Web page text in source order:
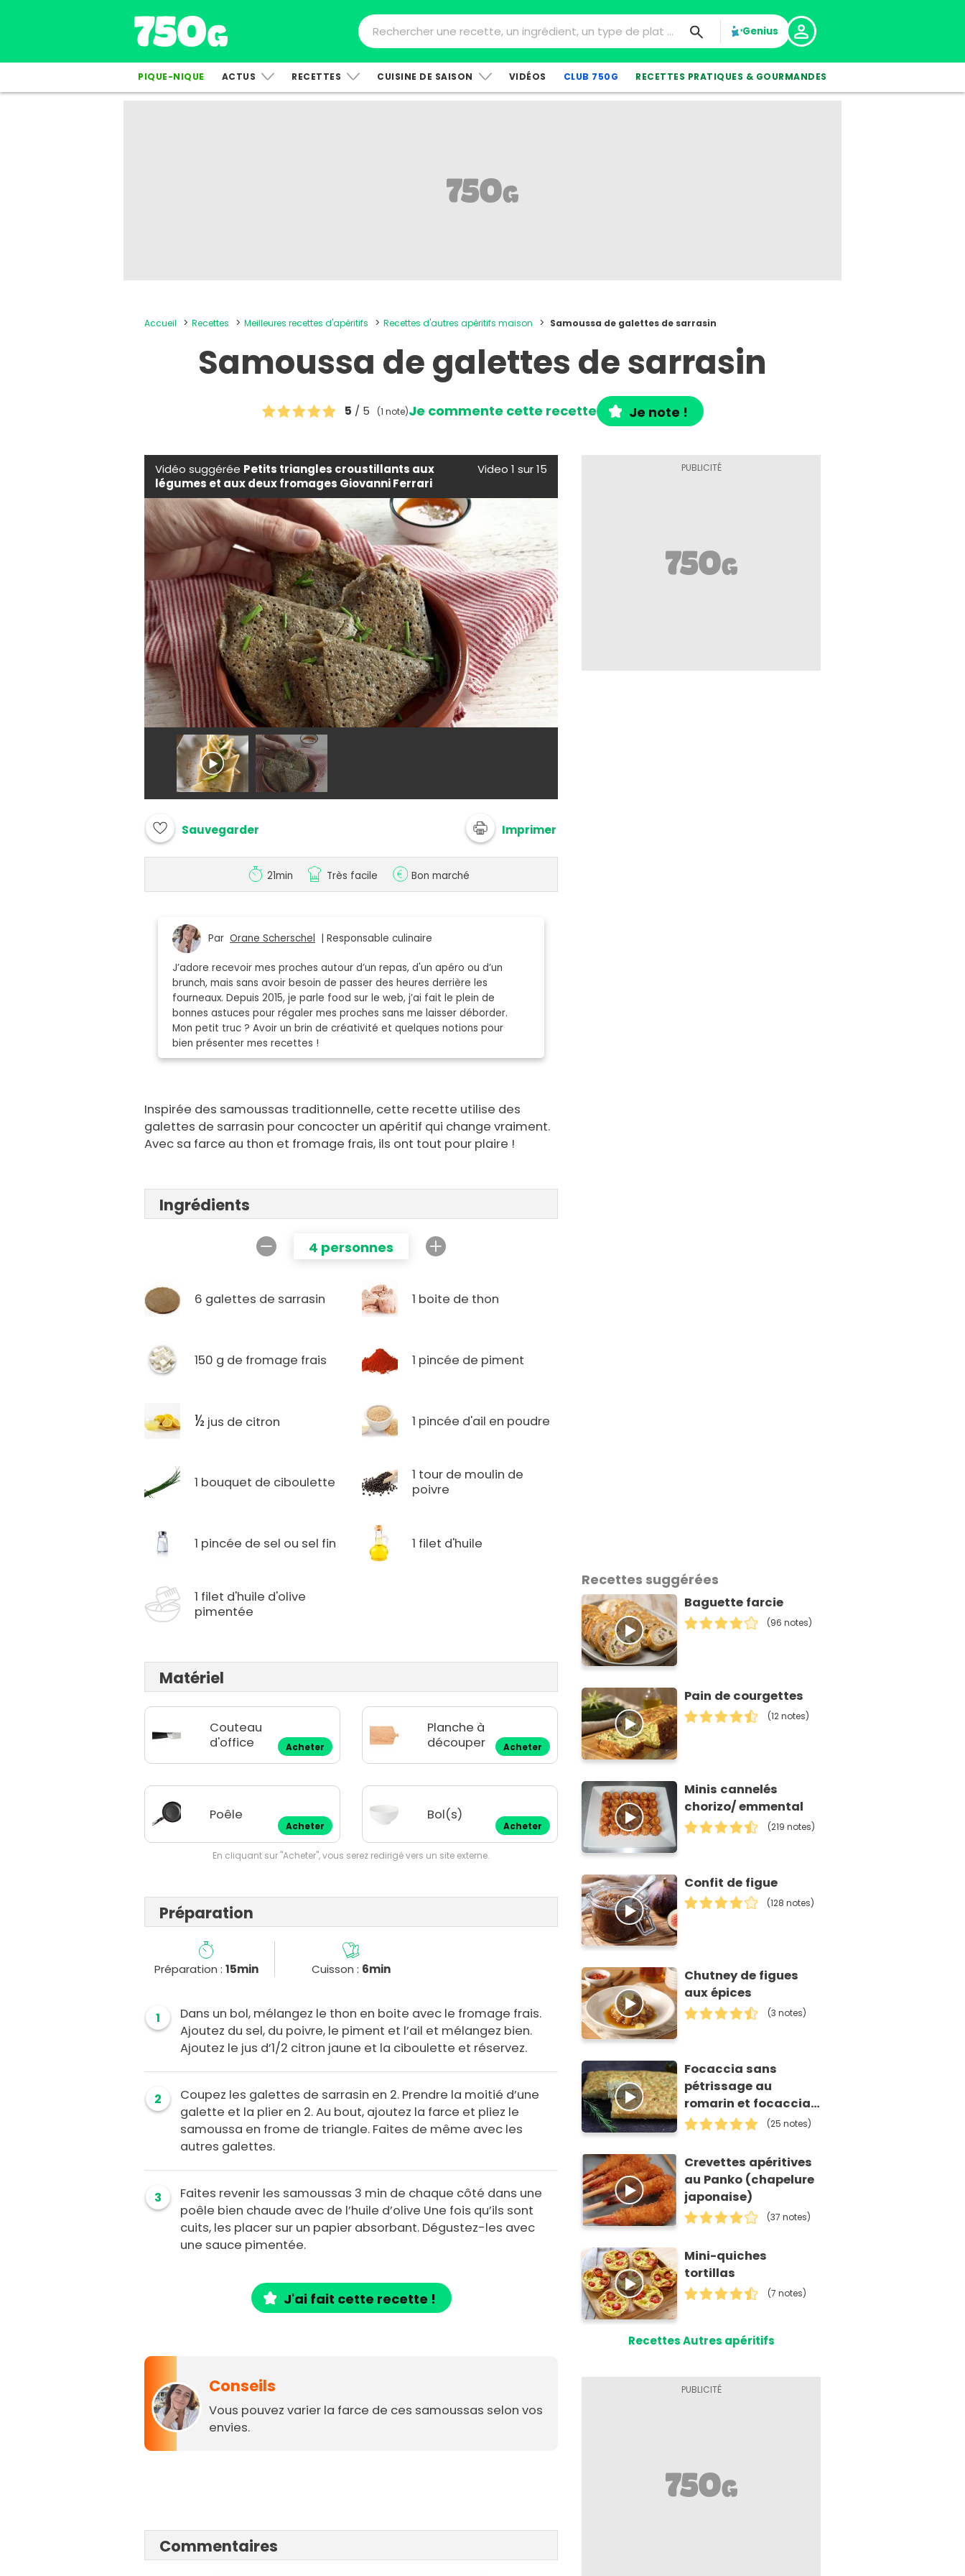
Genius
PIQUE-NIQUE ACTUS RECETTES CUISINE DE SAISON VIDÉOS CLUB 750G RECETTES PRATIQUES & GOURMANDES
Accueil Recettes Meilleures recettes d'apéritifs Recettes d'autres apéritifs maison Samoussa de galettes de sarrasin
Samoussa de galettes de sarrasin
5 / 5 (1 note)Je commente cette recette Je note !
Vidéo suggérée Petits triangles croustillants aux
légumes et aux deux fromages Giovanni Ferrari
Video 1 sur 15
Sauvegarder Imprimer
21min Très facile Bon marché
ParOrane Scherschel | Responsable culinaire
J’adore recevoir mes proches autour d’un repas, d'un apéro ou d’un
brunch, mais sans avoir besoin de passer des heures derrière les
fourneaux. Depuis 2015, je parle food sur le web, j’ai fait le plein de
bonnes astuces pour régaler mes proches sans me laisser déborder.
Mon petit truc ? Avoir un brin de créativité et quelques notions pour
bien présenter mes recettes !
Inspirée des samoussas traditionnelle, cette recette utilise des
galettes de sarrasin pour concocter un apéritif qui change vraiment.
Avec sa farce au thon et fromage frais, ils ont tout pour plaire !
Ingrédients
4 personnes
6 galettes de sarrasin 1 boite de thon
150 g de fromage frais 1 pincée de piment
½ jus de citron 1 pincée d'ail en poudre
1 bouquet de ciboulette
1 tour de moulin de
poivre
1 pincée de sel ou sel fin 1 filet d'huile
1 filet d'huile d'olive
pimentée
Matériel
Couteau
d'office
Acheter
Planche à
découper
Acheter
Poêle
Acheter
Bol(s)
Acheter
En cliquant sur "Acheter", vous serez redirigé vers un site externe.
Préparation
Préparation : 15min Cuisson : 6min
1
Dans un bol, mélangez le thon en boite avec le fromage frais.
Ajoutez du sel, du poivre, le piment et l’ail et mélangez bien.
Ajoutez le jus d’1/2 citron jaune et la ciboulette et réservez.
2
Coupez les galettes de sarrasin en 2. Prendre la moitié d’une
galette et la plier en 2. Au bout, ajoutez la farce et pliez le
samoussa en frome de triangle. Faites de même avec les
autres galettes.
3
Faites revenir les samoussas 3 min de chaque côté dans une
poêle bien chaude avec de l’huile d’olive Une fois qu’ils sont
cuits, les placer sur un papier absorbant. Dégustez-les avec
une sauce pimentée.
J'ai fait cette recette !
Conseils
Vous pouvez varier la farce de ces samoussas selon vos
envies.
Commentaires
Recettes suggérées
Baguette farcie
(96 notes)
Pain de courgettes
(12 notes)
Minis cannelés
chorizo/ emmental
(219 notes)
Confit de figue
(128 notes)
Chutney de figues
aux épices
(3 notes)
Focaccia sans
pétrissage au
romarin et focaccia
fleurie
(25 notes)
Crevettes apéritives
au Panko (chapelure
japonaise)
(37 notes)
Mini-quiches
tortillas
(7 notes)
Recettes Autres apéritifs